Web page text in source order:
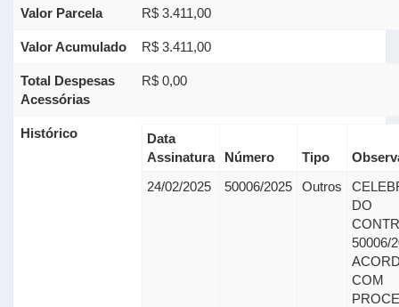
Valor Parcela R$ 3.411,00
Valor Acumulado R$ 3.411,00
Total Despesas
Acessórias
R$ 0,00
Histórico
Data
Assinatura
Número Tipo
24/02/2025
50006/2025 Outros
DO
50006/
COM